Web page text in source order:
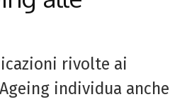
rivolte ai
individua anche